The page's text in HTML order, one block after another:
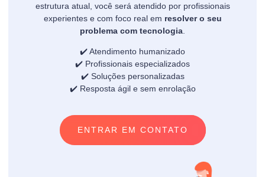
estrutura atual, você será atendido por profissionais
experientes e com foco real em resolver o seu
problema com tecnologia
✔️ Atendimento humanizado
✔️ Profissionais especializados
✔️ Soluções personalizadas
✔️ Resposta ágil e sem enrolação
ENTRAR EM CONTATO